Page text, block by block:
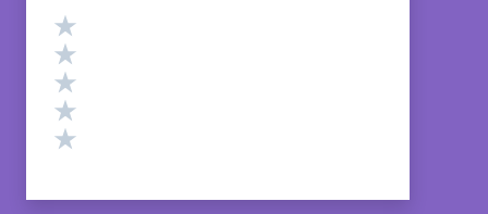
Valutazione